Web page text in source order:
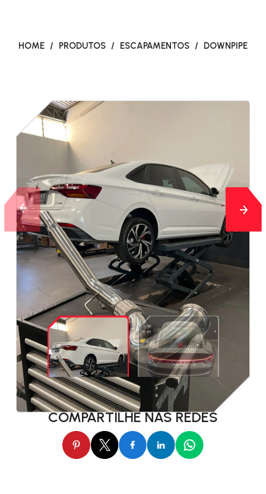
HOME / PRODUTOS / ESCAPAMENTOS / DOWNPIPE
COMPARTILHE NAS REDES